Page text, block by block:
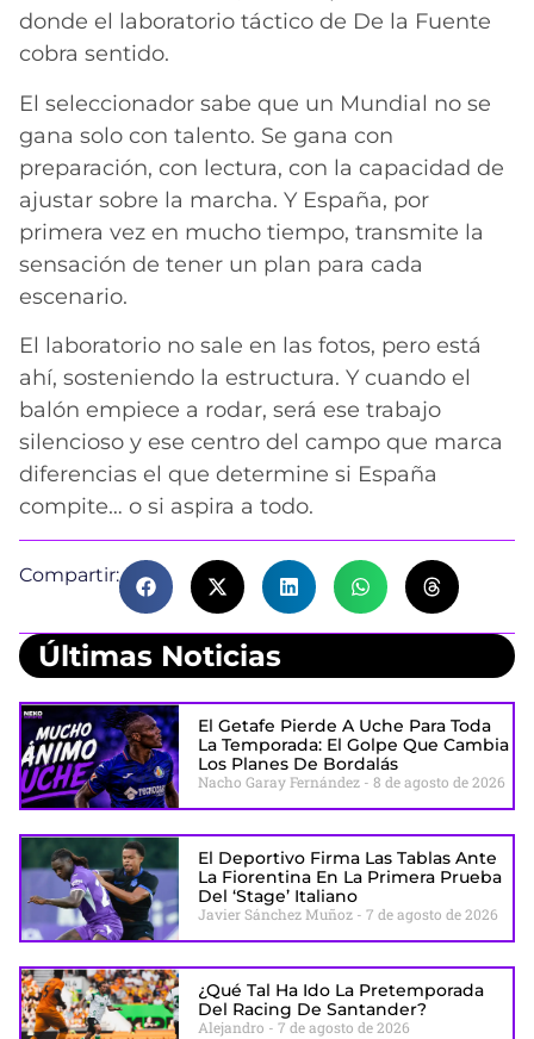
donde el laboratorio táctico de De la Fuente
cobra sentido.
El seleccionador sabe que un Mundial no se
gana solo con talento. Se gana con
preparación, con lectura, con la capacidad de
ajustar sobre la marcha. Y España, por
primera vez en mucho tiempo, transmite la
sensación de tener un plan para cada
escenario.
El laboratorio no sale en las fotos, pero está
ahí, sosteniendo la estructura. Y cuando el
balón empiece a rodar, será ese trabajo
silencioso y ese centro del campo que marca
diferencias el que determine si España
compite… o si aspira a todo.
Compartir:
Últimas Noticias
El Getafe Pierde A Uche Para Toda
La Temporada: El Golpe Que Cambia
Los Planes De Bordalás
Nacho Garay Fernández 8 de agosto de 2026
El Deportivo Firma Las Tablas Ante
La Fiorentina En La Primera Prueba
Del ‘stage’ Italiano
Javier Sánchez Muñoz 7 de agosto de 2026
¿Qué Tal Ha Ido La Pretemporada
Del Racing De Santander?
Alejandro 7 de agosto de 2026